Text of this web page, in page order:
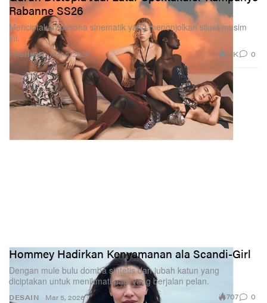
FASHION
Rabanne SS26
Menciptakan pesona sinematik yang menonjolkan siluet musim
ini.
Mar 5, 2026 1.1K 0
DESAIN
Hommey Hadirkan Kenyamanan ala Scandi-Girl
Dengan mule bulu domba sintetis dan jubah katun yang
diciptakan untuk menikmati pagi yang berjalan pelan.
Mar 5, 2026 707 0